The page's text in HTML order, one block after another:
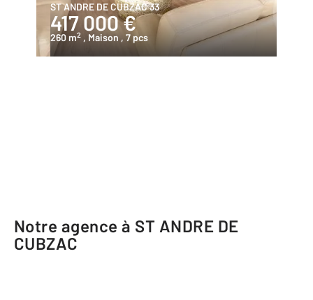
ST ANDRE DE CUBZAC 33
417 000 €
260 m2 , Maison, 7 pcs
Notre agence à ST ANDRE DE
CUBZAC